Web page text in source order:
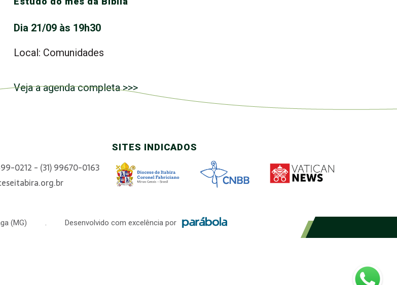
Dia 21/09 às 19h30
Local: Comunidades
Veja a agenda completa >>>
0212 - (31) 99670-0163
SITES INDICADOS
(MG) . Desenvolvido com excelência por